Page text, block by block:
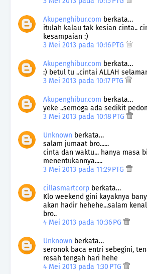
Akupenghibur.com berkata…
itulah kalau tak kesian cinta..
kesampaian :)
3 Mei 2013 pada 10:16 PTG
Akupenghibur.com berkata…
:) betul tu ..cintai ALLAH
3 Mei 2013 pada 10:17 PTG
Akupenghibur.com berkata…
yeke ..semoga ada sedikit
3 Mei 2013 pada 10:18 PTG
Unknown berkata…
salam jumaat bro......
cinta dan waktu... hanya masa
menentukannya.....
3 Mei 2013 pada 11:29 PTG
cillasmartcorp berkata…
Klo weekend gini kayaknya
akan hadir hehehe...salam
bro..
4 Mei 2013 pada 10:36 PG
Unknown berkata…
seronok baca entri sebegini,
resah tengah hari hehe
4 Mei 2013 pada 1:30 PTG